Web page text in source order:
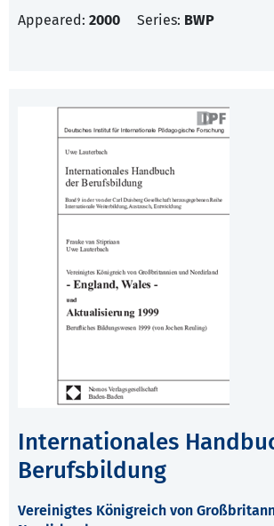
Appeared: 2000 Series: BWP
Internationales
Berufsbildung
Vereinigtes Königreich von